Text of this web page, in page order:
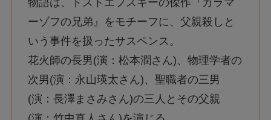
物語は、ドストエフスキーの傑作『カラマ
ーゾフの兄弟』をモチーフに、父親殺しと
いう事件を扱ったサスペンス。
花火師の長男(演：松本潤さん)、物理学者の
次男(演：永山瑛太さん)、聖職者の三男
(演：長澤まさみさん)の三人とその父親